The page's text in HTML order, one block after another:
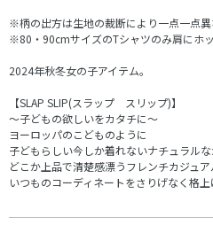
※柄の出方は生地の裁断により一点一点異
※80・90cmサイズのTシャツのみ肩にホッ
2024年秋冬女の子アイテム。
【SLAP SLIP(スラップ スリップ)】
～子どもの欲しいをカタチに～
ヨーロッパのこどものように
子どもらしい今しか着れないナチュラル
どこか上品で清楚感漂うフレンチカジュ
いつものコーディネートをさりげなく格上